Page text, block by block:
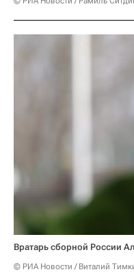
Вратарь сборной России
© РИА Новости / Виталий